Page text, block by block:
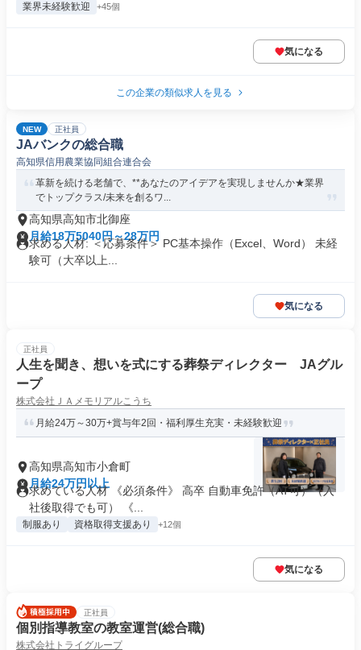
業界未経験歓迎 +45個
気になる
この企業の類似求人を見る
NEW 正社員
JAバンクの総合職
高知県信用農業協同組合連合会
革新を続ける老舗で、**あなたのアイデアを実現しませんか★業界
でトップクラス/未来を創るワ...
高知県高知市北御座
月給18万5040円～28万円
求める人材: ＜応募条件＞ PC基本操作（Excel、Word） 未経
験可（大卒以上...
気になる
正社員
人生を聞き、想いを式にする葬祭ディレクター JAグル
ープ
株式会社ＪＡメモリアルこうち
月給24万～30万+賞与年2回・福利厚生充実・未経験歓迎
高知県高知市小倉町
月給24万円以上
求めている人材 《必須条件》 高卒 自動車免許（AT可）（入
社後取得でも可） 《...
制服あり 資格取得支援あり +12個
気になる
正社員
個別指導教室の教室運営(総合職)
株式会社トライグループ